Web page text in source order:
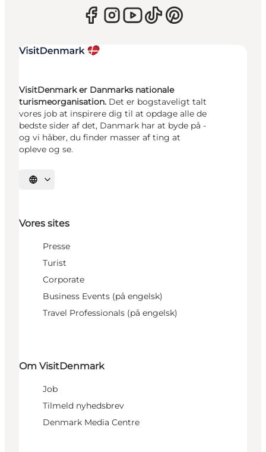
VisitDenmark er Danmarks nationale
turismeorganisation. Det er bogstaveligt talt
vores job at inspirere dig til at opdage alle de
bedste sider af det, Danmark har at byde på -
og vi håber, du finder masser af ting at
opleve og se.
Vælg sprog
Vores sites
Presse
Turist
Corporate
Business Events (på engelsk)
Travel Professionals (på engelsk)
Om VisitDenmark
Job
Tilmeld nyhedsbrev
Denmark Media Centre